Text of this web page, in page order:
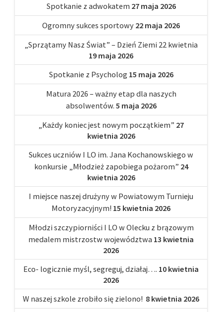
Spotkanie z adwokatem 27 maja 2026
Ogromny sukces sportowy 22 maja 2026
„Sprzątamy Nasz Świat” – Dzień Ziemi 22 kwietnia
19 maja 2026
Spotkanie z Psycholog 15 maja 2026
Matura 2026 – ważny etap dla naszych
absolwentów. 5 maja 2026
„Każdy koniec jest nowym początkiem” 27
kwietnia 2026
Sukces uczniów I LO im. Jana Kochanowskiego w
konkursie „Młodzież zapobiega pożarom” 24
kwietnia 2026
I miejsce naszej drużyny w Powiatowym Turnieju
Motoryzacyjnym! 15 kwietnia 2026
Młodzi szczypiorniści I LO w Olecku z brązowym
medalem mistrzostw województwa 13 kwietnia
2026
Eco- logicznie myśl, segreguj, działaj…. 10 kwietnia
2026
W naszej szkole zrobiło się zielono! 8 kwietnia 2026